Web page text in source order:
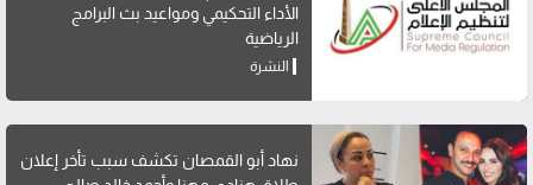
الأداء التحكيمي ومواعيد بث البرامج
الرياضية
النشرة
نهاد أبو القمصان تكشف سبب تأخر إعلان